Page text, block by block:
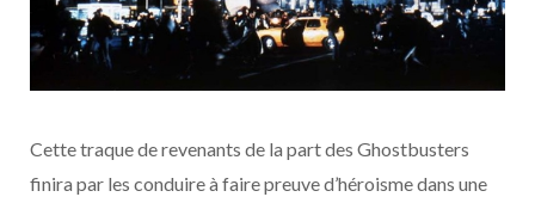
Cette traque de revenants de la part des Ghostbusters
finira par les conduire à faire preuve d’héroisme dans une